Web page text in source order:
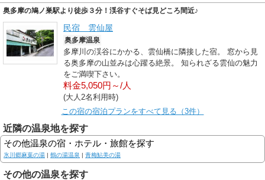
奥多摩の鳩ノ巣駅より徒歩３分！渓谷すぐそば見どころ間近♪
民宿 雲仙屋
奥多摩温泉
多摩川の渓谷にかかる、雲仙橋に隣接した宿。 窓から見
る奥多摩の山並みは心躍る絶景。 知られざる雲仙の魅力
をご満喫下さい。
料金5,050円～/人
(大人2名利用時)
この宿の宿泊プランをすべて見る（3件）
近隣の温泉地を探す
その他温泉の宿・ホテル・旅館を探す
氷川郷麻葉の湯 | 鶴の湯温泉 | 青梅鮎美の湯
その他の温泉を探す